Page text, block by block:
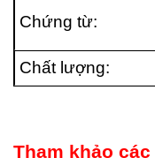
Chứng từ:
Chất lượng:
Tham khảo